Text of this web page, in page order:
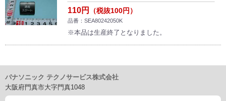
110円 （税抜100円）
品番：SEA80242050K
※本品は生産終了となりました。
パナソニック テクノサービス株式会社
大阪府門真市大字門真1048